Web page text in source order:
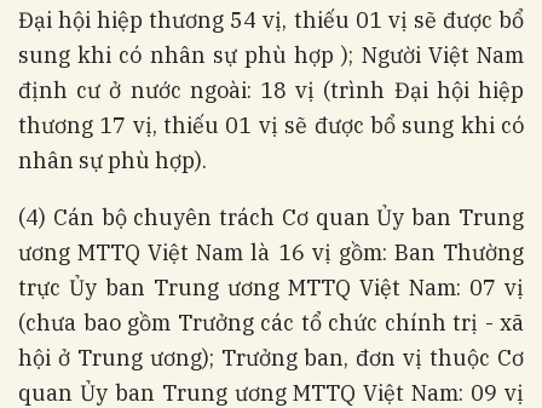
Đại hội hiệp thương 54 vị, thiếu 01 vị sẽ được bổ
sung khi có nhân sự phù hợp ); Người Việt Nam
định cư ở nước ngoài: 18 vị (trình Đại hội hiệp
thương 17 vị, thiếu 01 vị sẽ được bổ sung khi có
nhân sự phù hợp).
(4) Cán bộ chuyên trách Cơ quan Ủy ban Trung
ương MTTQ Việt Nam là 16 vị gồm: Ban Thường
trực Ủy ban Trung ương MTTQ Việt Nam: 07 vị
(chưa bao gồm Trưởng các tổ chức chính trị - xã
hội ở Trung ương); Trưởng ban, đơn vị thuộc Cơ
quan Ủy ban Trung ương MTTQ Việt Nam: 09 vị